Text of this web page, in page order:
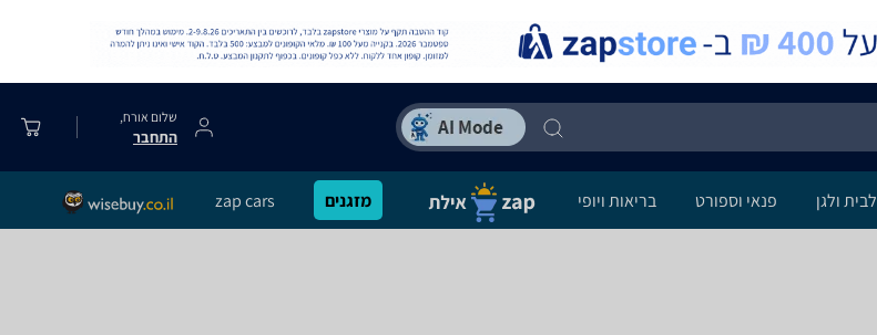
שלום אורח,
התחבר
לבית ולגן פנאי וספורט בריאות ויופי מזגנים zap cars